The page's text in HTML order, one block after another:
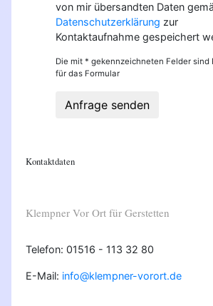
von mir übersandten Daten
Datenschutzerklärung zur
Kontaktaufnahme gespeichert
Die mit * gekennzeichneten Felder sind
für das Formular
Anfrage senden
Kontaktdaten
Klempner Vor Ort für Gerstetten
Telefon: 01516 - 113 32 80
E-Mail: info@klempner-vorort.de